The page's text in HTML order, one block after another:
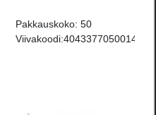
Pakkauskoko: 50
Viivakoodi:4043377050014